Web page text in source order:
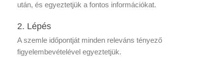
után, és egyeztetjük a fontos információkat.
2. Lépés
A szemle időpontját minden releváns tényező
figyelembevételével egyeztetjük.